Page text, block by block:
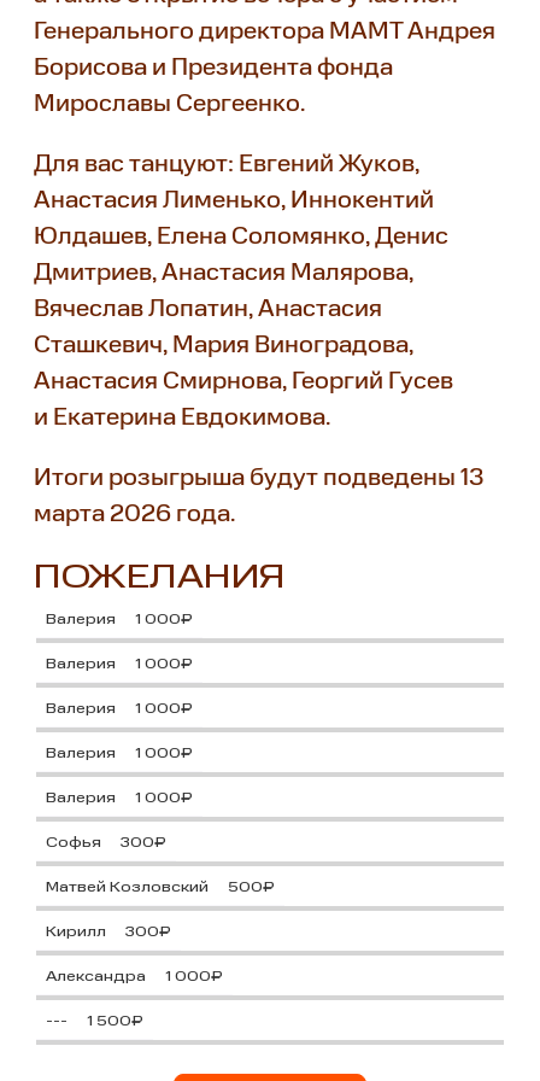
Генерального директора МАМТ Андрея
Борисова и Президента фонда
Мирославы Сергеенко.
Для вас танцуют: Евгений Жуков,
Анастасия Лименько, Иннокентий
Юлдашев, Елена Соломянко, Денис
Дмитриев, Анастасия Малярова,
Вячеслав Лопатин, Анастасия
Сташкевич, Мария Виноградова,
Анастасия Смирнова, Георгий Гусев
и Екатерина Евдокимова.
Итоги розыгрыша будут подведены 13
марта 2026 года.
ПОЖЕЛАНИЯ
Валерия 1 000₽
Валерия 1 000₽
Валерия 1 000₽
Валерия 1 000₽
Валерия 1 000₽
Софья 300₽
Матвей Козловский 500₽
Кирилл 300₽
Александра 1 000₽
--- 1 500₽